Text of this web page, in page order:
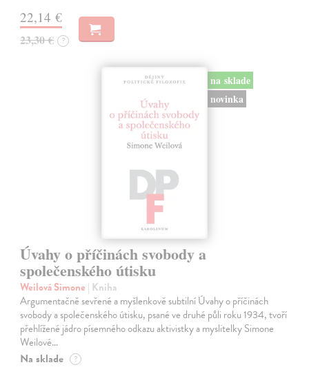
22,14 €
23,30 € ?
na sklade
novinka
Úvahy o příčinách svobody a
společenského útisku
Weilová Simone | Kniha
Argumentačně sevřené a myšlenkově subtilní Úvahy o příčinách
svobody a společenského útisku, psané ve druhé půli roku 1934, tvoří
přehlížené jádro písemného odkazu aktivistky a myslitelky Simone
Weilové…
Na sklade ?